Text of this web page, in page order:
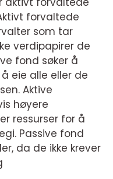
forvaltede
som tar
verdipapirer de
fond søker å
eie alle eller de
Aktive
høyere
ressurser for å
Passive fond
da de ikke krever